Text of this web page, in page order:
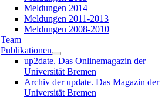
Meldungen 2014
Meldungen 2011-2013
Meldungen 2008-2010
Team
Publikationen
up2date. Das Onlinemagazin der
Universität Bremen
Archiv der update. Das Magazin der
Universität Bremen